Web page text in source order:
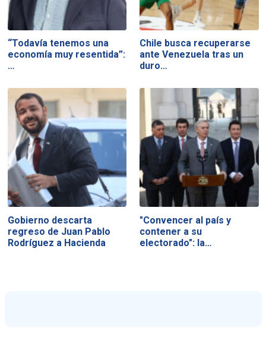
“Todavía tenemos una
economía muy resentida”:
…
Chile busca recuperarse
ante Venezuela tras un
duro…
Gobierno descarta
regreso de Juan Pablo
Rodríguez a Hacienda
"Convencer al país y
contener a su
electorado": la…